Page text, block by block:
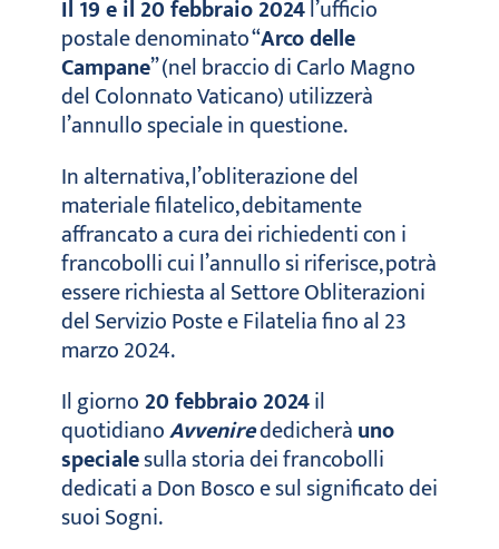
Il 19 e il 20 febbraio 2024l’ufficio
postale denominato “Arco delle
Campane” (nel braccio di Carlo Magno
del Colonnato Vaticano) utilizzerà
l’annullo speciale in questione.
In alternativa, l’obliterazione del
materiale filatelico, debitamente
affrancato a cura dei richiedenti con i
francobolli cui l’annullo si riferisce, potrà
essere richiesta al Settore Obliterazioni
del Servizio Poste e Filatelia fino al 23
marzo 2024.
Il giorno20 febbraio 2024il
quotidianoAvvenirededicheràuno
specialesulla storia dei francobolli
dedicati a Don Bosco e sul significato dei
suoi Sogni.